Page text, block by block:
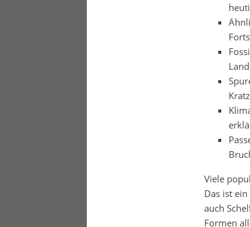
Viele
Das ist
auch
Formen